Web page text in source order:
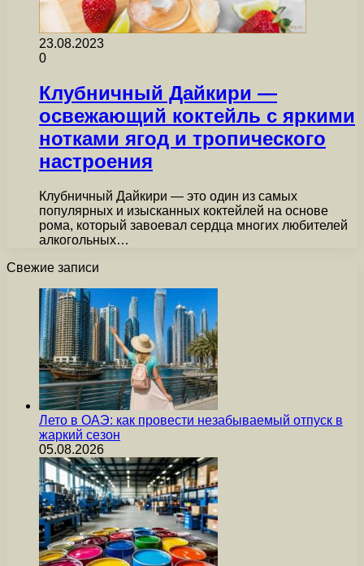
23.08.2023
0
Клубничный Дайкири —
освежающий коктейль с яркими
нотками ягод и тропического
настроения
Клубничный Дайкири — это один из самых
популярных и изысканных коктейлей на основе
рома, который завоевал сердца многих любителей
алкогольных…
Свежие записи
Лето в ОАЭ: как провести незабываемый отпуск в
жаркий сезон
05.08.2026